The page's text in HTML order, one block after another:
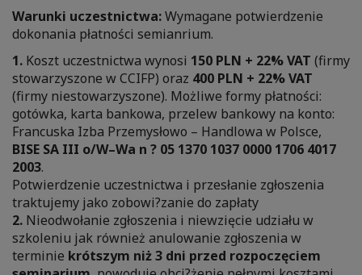
Warunki uczestnictwa:Wymagane potwierdzenie
dokonania płatności semianrium.
1. Koszt uczestnictwa wynosi 150 PLN + 22% VAT (firmy
stowarzyszone w CCIFP) oraz 400 PLN + 22% VAT
(firmy niestowarzyszone). Możliwe formy płatności:
gotówka, karta bankowa, przelew bankowy na konto:
Francuska Izba Przemysłowo – Handlowa w Polsce,
BISE SA III o/W–Wa n ? 05 1370 1037 0000 1706 4017
2003.
Potwierdzenie uczestnictwa i przesłanie zgłoszenia
traktujemy jako zobowi?zanie do zapłaty
2. Nieodwołanie zgłoszenia i niewzięcie udziału w
szkoleniu jak również anulowanie zgłoszenia w
terminie krótszym niż 3 dni przed rozpoczęciem